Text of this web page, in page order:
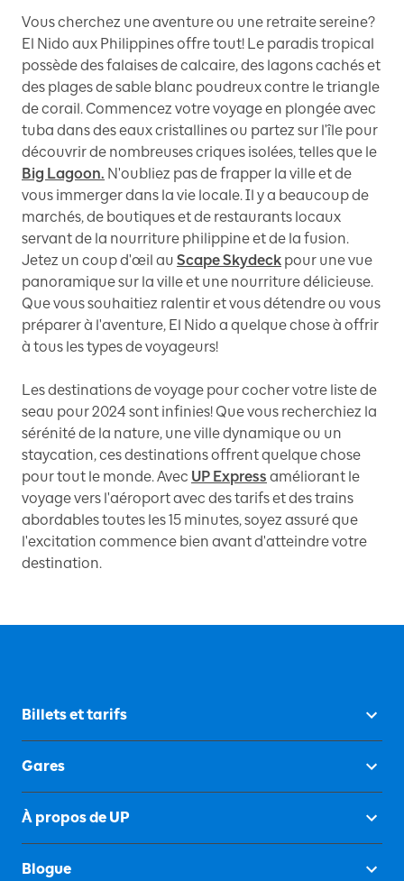
Vous cherchez une aventure ou une retraite sereine?
El Nido aux Philippines offre tout! Le paradis tropical
possède des falaises de calcaire, des lagons cachés et
des plages de sable blanc poudreux contre le triangle
de corail. Commencez votre voyage en plongée avec
tuba dans des eaux cristallines ou partez sur l'île pour
découvrir de nombreuses criques isolées, telles que le
Big Lagoon. N'oubliez pas de frapper la ville et de
vous immerger dans la vie locale. Il y a beaucoup de
marchés, de boutiques et de restaurants locaux
servant de la nourriture philippine et de la fusion.
Jetez un coup d'œil au Scape Skydeck pour une vue
panoramique sur la ville et une nourriture délicieuse.
Que vous souhaitiez ralentir et vous détendre ou vous
préparer à l'aventure, El Nido a quelque chose à offrir
à tous les types de voyageurs!
Les destinations de voyage pour cocher votre liste de
seau pour 2024 sont infinies! Que vous recherchiez la
sérénité de la nature, une ville dynamique ou un
staycation, ces destinations offrent quelque chose
pour tout le monde. Avec UP Express améliorant le
voyage vers l'aéroport avec des tarifs et des trains
abordables toutes les 15 minutes, soyez assuré que
l'excitation commence bien avant d'atteindre votre
destination.
Billets et tarifs
Gares
À propos de UP
Blogue